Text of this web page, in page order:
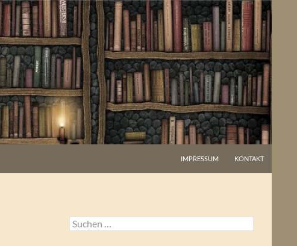
IMPRESSUM KONTAKT
Suchen
nach: